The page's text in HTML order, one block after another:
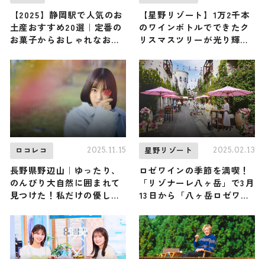
【2025】静岡駅で人気のお
土産おすすめ20選｜定番の
お菓子からおしゃれなお土
紹介
【星野リゾート】1万2千本
のワインボトルでできたク
リスマスツリーが光り輝く
マス2025」リゾナーレ八ヶ
岳で12月1日よりスタート
ロコレコ 2025.11.15
長野県野辺山｜ゆったり、
のんびり大自然に囲まれて
見つけた！私だけの優しい
星野リゾート 2025.02.13
ロゼワインの季節を満喫！
「リゾナーレ八ヶ岳」で3月
13日から「八ヶ岳ロゼワイ